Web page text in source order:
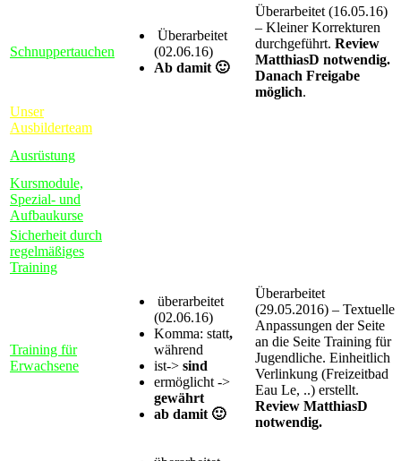
Schnuppertauchen
Überarbeitet
(02.06.16)
Ab damit 🙂
Überarbeitet (16.05.16)
– Kleiner Korrekturen
durchgeführt. Review
MatthiasD notwendig.
Danach Freigabe
möglich.
Unser
Ausbilderteam
Ausrüstung
Kursmodule,
Spezial- und
Aufbaukurse
Sicherheit durch
regelmäßiges
Training
Training für
Erwachsene
überarbeitet
(02.06.16)
Komma: statt,
während
ist-> sind
ermöglicht ->
gewährt
ab damit 🙂
Überarbeitet
(29.05.2016) – Textuelle
Anpassungen der Seite
an die Seite Training für
Jugendliche. Einheitlich
Verlinkung (Freizeitbad
Eau Le, ..) erstellt.
Review MatthiasD
notwendig.